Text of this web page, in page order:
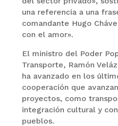
una referencia a una
comandante Hugo
con el amor».
El ministro del Poder
Transporte, Ramón
ha avanzado en los
cooperación que
proyectos, como
integración cultural y
pueblos.